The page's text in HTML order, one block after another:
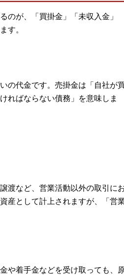
のが、「買掛金」「未収入金」
す。
の代金です。売掛金は「自社が
ればならない債務」を意味しま
渡など、営業活動以外の取引に
産として計上されますが、「営
や着手金などを受け取っても、